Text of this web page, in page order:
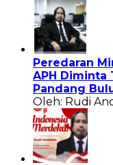
Peredaran
APH Diminta
Pandang
Oleh: Rudi